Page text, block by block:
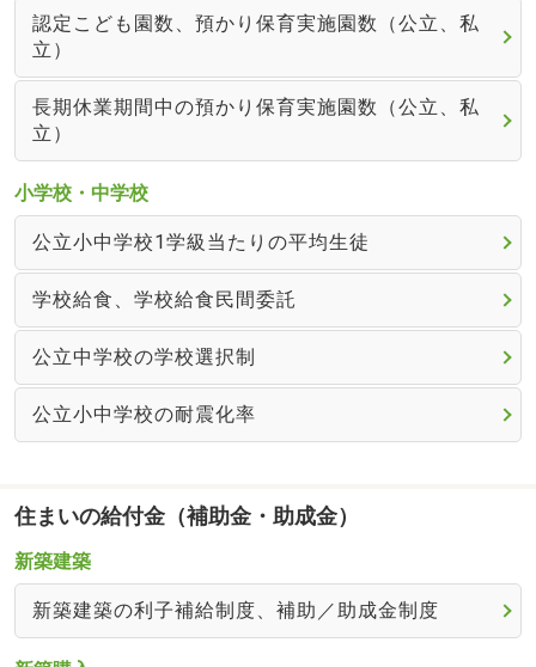
認定こども園数、預かり保育実施園数（公立、私
立）
長期休業期間中の預かり保育実施園数（公立、私
立）
小学校・中学校
公立小中学校1学級当たりの平均生徒
学校給食、学校給食民間委託
公立中学校の学校選択制
公立小中学校の耐震化率
住まいの給付金（補助金・助成金）
新築建築
新築建築の利子補給制度、補助／助成金制度